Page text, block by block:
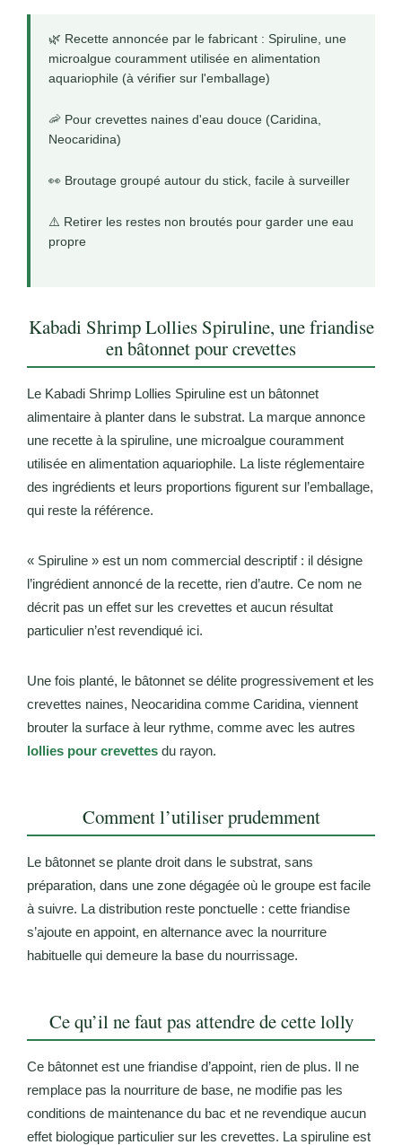
🌿 Recette annoncée par le fabricant : Spiruline, une
microalgue couramment utilisée en alimentation
aquariophile (à vérifier sur l'emballage)
🦐 Pour crevettes naines d'eau douce (Caridina,
Neocaridina)
👀 Broutage groupé autour du stick, facile à surveiller
⚠️ Retirer les restes non broutés pour garder une eau
propre
Kabadi Shrimp Lollies Spiruline, une friandise
en bâtonnet pour crevettes
Le Kabadi Shrimp Lollies Spiruline est un bâtonnet
alimentaire à planter dans le substrat. La marque annonce
une recette à la spiruline, une microalgue couramment
utilisée en alimentation aquariophile. La liste réglementaire
des ingrédients et leurs proportions figurent sur l’emballage,
qui reste la référence.
« Spiruline » est un nom commercial descriptif : il désigne
l’ingrédient annoncé de la recette, rien d’autre. Ce nom ne
décrit pas un effet sur les crevettes et aucun résultat
particulier n’est revendiqué ici.
Une fois planté, le bâtonnet se délite progressivement et les
crevettes naines, Neocaridina comme Caridina, viennent
brouter la surface à leur rythme, comme avec les autres
lollies pour crevettes du rayon.
Comment l’utiliser prudemment
Le bâtonnet se plante droit dans le substrat, sans
préparation, dans une zone dégagée où le groupe est facile
à suivre. La distribution reste ponctuelle : cette friandise
s’ajoute en appoint, en alternance avec la nourriture
habituelle qui demeure la base du nourrissage.
Ce qu’il ne faut pas attendre de cette lolly
Ce bâtonnet est une friandise d’appoint, rien de plus. Il ne
remplace pas la nourriture de base, ne modifie pas les
conditions de maintenance du bac et ne revendique aucun
effet biologique particulier sur les crevettes. La spiruline est